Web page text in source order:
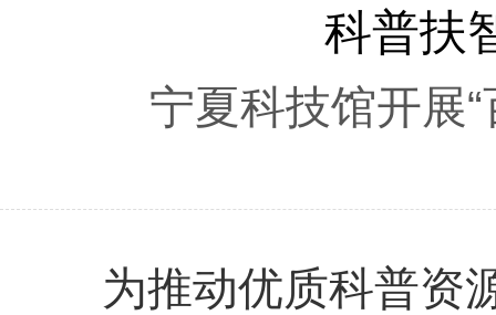
科普扶
宁夏科技馆开展
为推动优质科普资源